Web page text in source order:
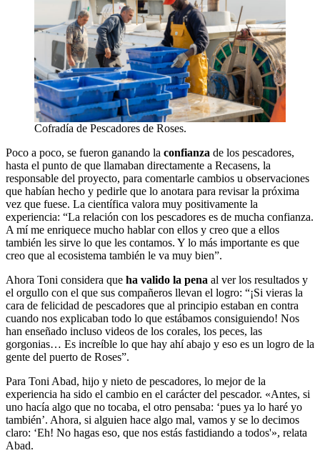
Cofradía de Pescadores de Roses.
Poco a poco, se fueron ganando la confianza de los pescadores,
hasta el punto de que llamaban directamente a Recasens, la
responsable del proyecto, para comentarle cambios u observaciones
que habían hecho y pedirle que lo anotara para revisar la próxima
vez que fuese. La científica valora muy positivamente la
experiencia: “La relación con los pescadores es de mucha confianza.
A mí me enriquece mucho hablar con ellos y creo que a ellos
también les sirve lo que les contamos. Y lo más importante es que
creo que al ecosistema también le va muy bien”.
Ahora Toni considera que ha valido la pena al ver los resultados y
el orgullo con el que sus compañeros llevan el logro: “¡Si vieras la
cara de felicidad de pescadores que al principio estaban en contra
cuando nos explicaban todo lo que estábamos consiguiendo! Nos
han enseñado incluso videos de los corales, los peces, las
gorgonias… Es increíble lo que hay ahí abajo y eso es un logro de la
gente del puerto de Roses”.
Para Toni Abad, hijo y nieto de pescadores, lo mejor de la
experiencia ha sido el cambio en el carácter del pescador. «Antes, si
uno hacía algo que no tocaba, el otro pensaba: ‘pues ya lo haré yo
también’. Ahora, si alguien hace algo mal, vamos y se lo decimos
claro: ‘Eh! No hagas eso, que nos estás fastidiando a todos'», relata
Abad.